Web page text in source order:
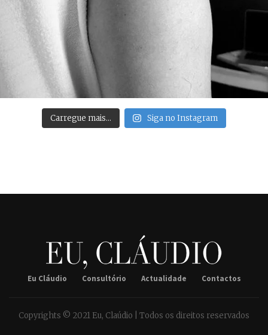
Carregue mais… Siga no Instagram
Eu Cláudio Consultório Actualidade Contactos
Copyrights © 2021 Eu, Claúdio | Todos os direitos reservados